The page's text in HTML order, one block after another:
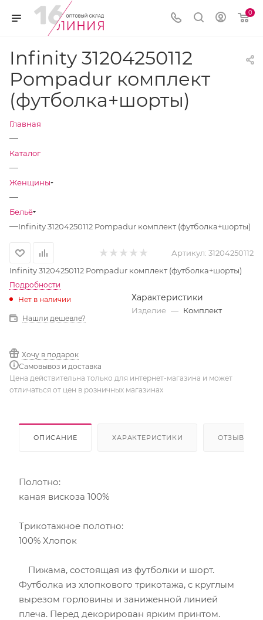
0
Infinity 31204250112
Pompadur комплект
(футболка+шорты)
Главная
—
Каталог
—
Женщины
—
Бельё
—Infinity 31204250112 Pompadur комплект (футболка+шорты)
Артикул: 31204250112
Infinity 31204250112 Pompadur комплект (футболка+шорты)
Подробности
Нет в наличии
Нашли дешевле?
Хочу в подарок
Самовывоз и доставка
Характеристики
Изделие — Комплект
Цена действительна только для интернет-магазина и может
отличаться от цен в розничных магазинах
ОПИСАНИЕ ХАРАКТЕРИСТИКИ ОТЗЫВЫ
Полотно:
каная вискоза 100%
Трикотажное полотно:
100% Хлопок
Пижама, состоящая из футболки и шорт.
Футболка из хлопкового трикотажа, с круглым
вырезом горловины и заниженной линией
плеча. Перед декорирован ярким принтом.